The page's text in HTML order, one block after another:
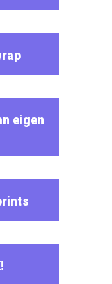
eigen